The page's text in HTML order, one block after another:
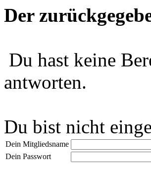
Der
Du hast keine
antworten.
Du bist nicht
Dein Mitgliedsname
Dein Passwort